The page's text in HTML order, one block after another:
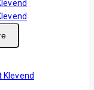
Klevend